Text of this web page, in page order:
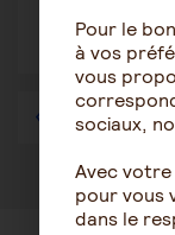
1752
1 … 18
Pour le
à vos
vous
sociaux,
Avec
pour vous
dans le